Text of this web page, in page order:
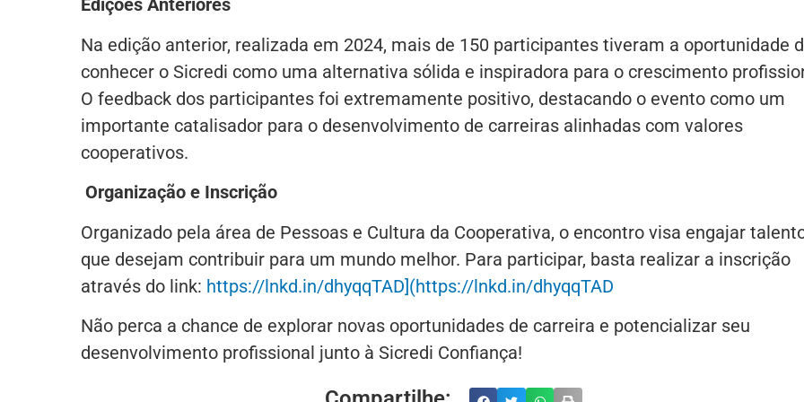
Edições Anteriores
Na edição anterior, realizada em 2024, mais de 150 participantes tiveram a oportunidade
conhecer o Sicredi como uma alternativa sólida e inspiradora para o crescimento
O feedback dos participantes foi extremamente positivo, destacando o evento como um
importante catalisador para o desenvolvimento de carreiras alinhadas com valores
cooperativos.
Organização e Inscrição
Organizado pela área de Pessoas e Cultura da Cooperativa, o encontro visa engajar
que desejam contribuir para um mundo melhor. Para participar, basta realizar a inscrição
através do link: https://lnkd.in/dhyqqTAD](https://lnkd.in/dhyqqTAD
Não perca a chance de explorar novas oportunidades de carreira e potencializar seu
desenvolvimento profissional junto à Sicredi Confiança!